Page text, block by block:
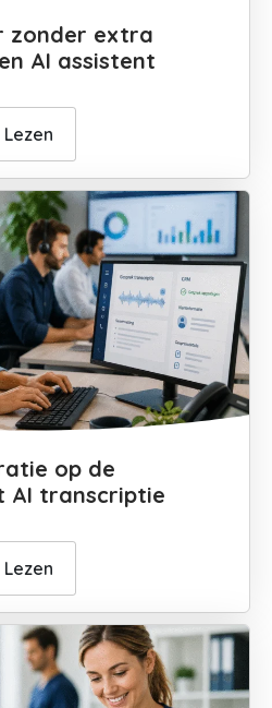
zonder extra
AI assistent
Lezen
op de
AI transcriptie
Lezen